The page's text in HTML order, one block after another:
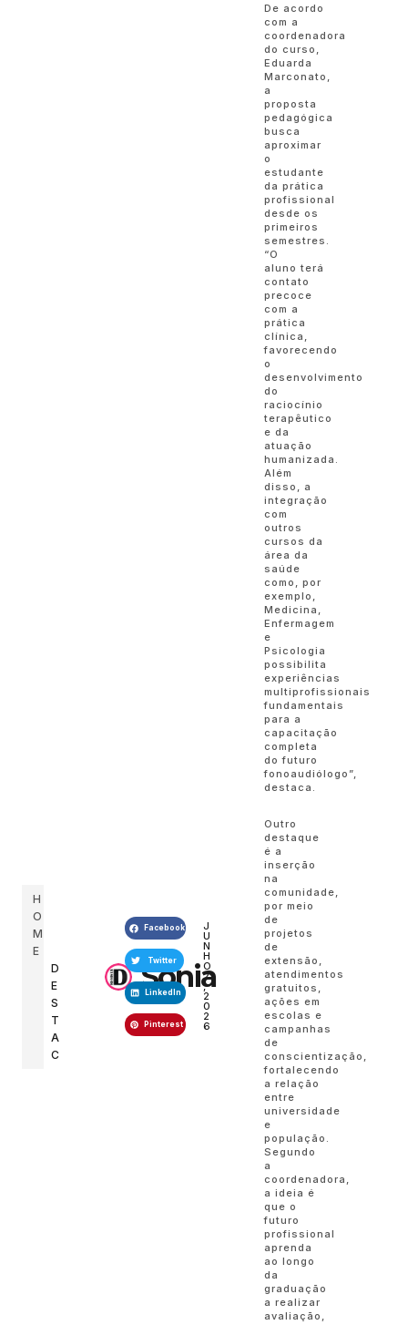
H
O
M
E
D
E
S
T
A
C
Sonia
Facebook
Twitter
LinkedIn
Pinterest
J
U
N
H
O
2
,
2
0
2
6
De acordo
com a
coordenadora
do curso,
Eduarda
Marconato,
a
proposta
pedagógica
busca
aproximar
o
estudante
da prática
profissional
desde os
primeiros
semestres.
“O
aluno terá
contato
precoce
com a
prática
clínica,
favorecendo
o
desenvolvimento
do
raciocínio
terapêutico
e da
atuação
humanizada.
Além
disso, a
integração
com
outros
cursos da
área da
saúde
como, por
exemplo,
Medicina,
Enfermagem
e
Psicologia
possibilita
experiências
multiprofissionais
fundamentais
para a
capacitação
completa
do futuro
fonoaudiólogo”,
destaca.
Outro
destaque
é a
inserção
na
comunidade,
por meio
de
projetos
de
extensão,
atendimentos
gratuitos,
ações em
escolas e
campanhas
de
conscientização,
fortalecendo
a relação
entre
universidade
e
população.
Segundo
a
coordenadora,
a ideia é
que o
futuro
profissional
aprenda
ao longo
da
graduação
a realizar
avaliação,